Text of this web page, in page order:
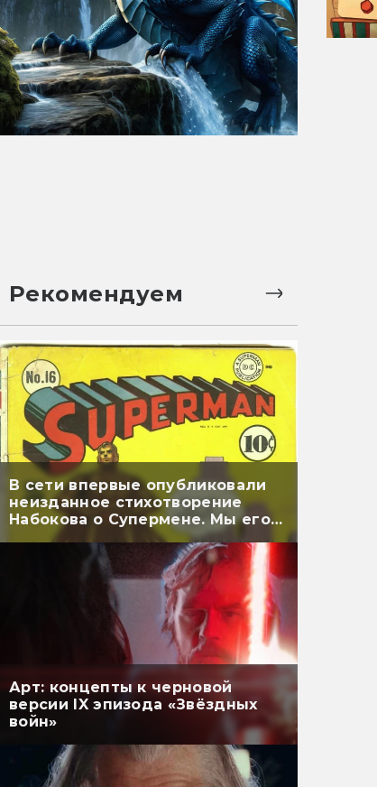
Рекомендуем
В сети впервые опубликовали
неизданное стихотворение
Набокова о Супермене. Мы его
перевели
Арт: концепты к черновой
версии IX эпизода «Звёздных
войн»